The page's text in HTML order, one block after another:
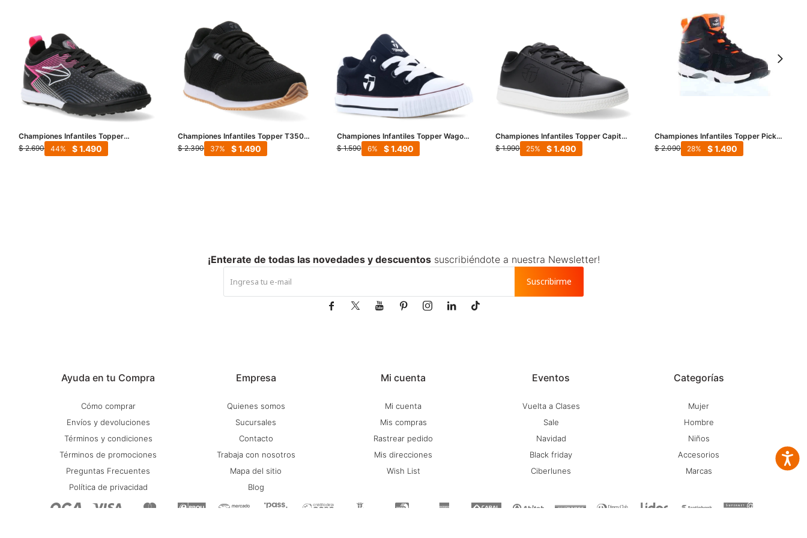
Championes Infantiles Topper
Stingray III Mach TF - Negro - Blanco -
$ 2.690 $1.490
44
Championes Infantiles Topper T350
Mesh - Negro - Gris
$ 2.390 $1.490
37
Championes Infantiles Topper Wagon
Tenis Kids - Negro
$ 1.590 $ 1.490
6
Championes Infantiles Topper Capitan
II - Negro
$ 1.990 $1.490
25
Championes Infantiles Topper Pick
Kids Boot - Negro - Rojo
$ 2.090 $1.490
28
Ayuda en tu Compra
Cómo comprar
Envíos y devoluciones
Términos y condiciones
Términos de promociones
Preguntas Frecuentes
Política de privacidad
Empresa
Quienes somos
Sucursales
Contacto
Trabaja con nosotros
Mapa del sitio
Blog
Mi cuenta
Mi cuenta
Mis compras
Rastrear pedido
Mis direcciones
Wish List
Eventos
Vuelta a Clases
Sale
Navidad
Black friday
Ciberlunes
Categorías
Mujer
Hombre
Niños
Accesorios
Marcas
¡Enterate de todas las novedades y descuentossuscribiéndote a nuestra Newsletter!
Suscribirme
      